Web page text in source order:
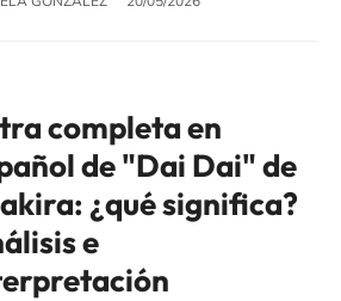
completa en
de "Dai Dai" de
¿qué significa?
e